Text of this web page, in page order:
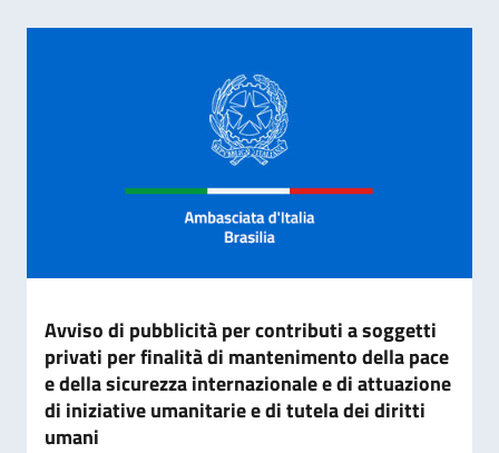
Avviso di pubblicità per contributi a soggetti
privati per finalità di mantenimento della pace
e della sicurezza internazionale e di attuazione
di iniziative umanitarie e di tutela dei diritti
umani